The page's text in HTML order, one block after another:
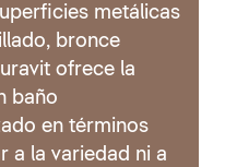
metálicas
bronce
ofrece la
baño
en términos
a la variedad ni a